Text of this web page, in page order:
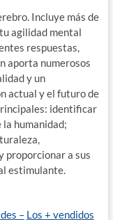
Incluye más de
agilidad mental
respuestas,
aporta numerosos
y un
actual y el futuro de
identificar
humanidad;
proporcionar a sus
estimulante.
– Los + vendidos